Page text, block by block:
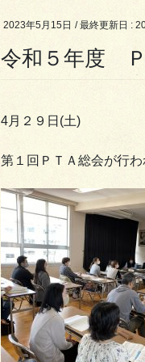
2023年5月15日 / 最終更新日 :
令和５年度
4月２９日(土)
第１回ＰＴＡ総会が行わ